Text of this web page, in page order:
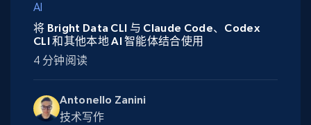
AI
Antonello Zanini
技术写作
将 Bright Data CLI 与 Claude Code、Codex
CLI 和其他本地 AI 智能体结合使用
4 分钟阅读